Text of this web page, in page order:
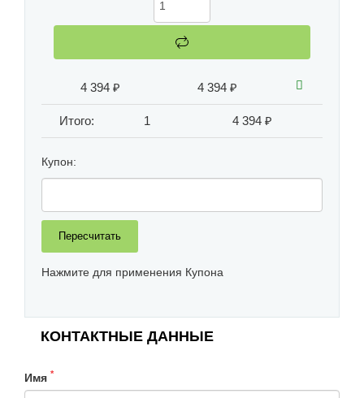
4 394 ₽ 4 394 ₽
Итого: 1 4 394 ₽
Купон:
Нажмите для применения Купона
КОНТАКТНЫЕ ДАННЫЕ
Имя *